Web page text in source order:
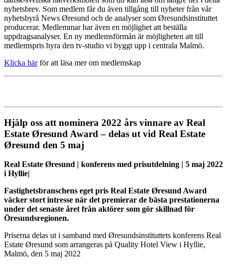
nyhetsbrev. Som medlem får du även tillgång till nyheter från vår
nyhetsbyrå News Øresund och de analyser som Øresundsinstituttet
producerar. Medlemmar har även en möjlighet att beställa
uppdragsanalyser. En ny medlemsförmån är möjligheten att till
medlemspris hyra den tv-studio vi byggt upp i centrala Malmö.
Klicka härför att läsa mer om medlemskap
Hjälp oss att nominera 2022 års vinnare av Real
Estate Øresund Award – delas ut vid Real Estate
Øresund den 5 maj
Real Estate Øresund | konferens med prisutdelning | 5 maj 2022
i Hyllie|
Fastighetsbranschens eget pris Real Estate Øresund Award
väcker stort intresse när det premierar de bästa prestationerna
under det senaste året från aktörer som gör skillnad för
Öresundsregionen.
Priserna delas ut i samband med Øresundsinstituttets konferens Real
Estate Øresund som arrangeras på Quality Hotel View i Hyllie,
Malmö, den 5 maj 2022